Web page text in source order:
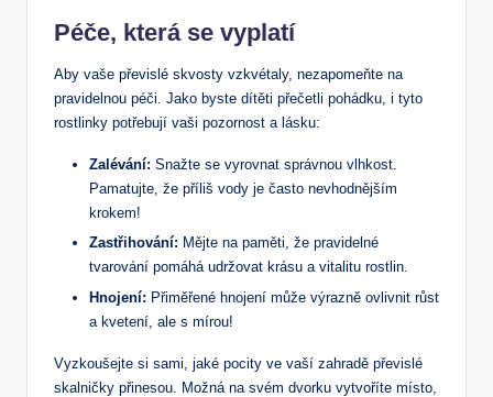
Péče, která se vyplatí
Aby vaše převislé skvosty vzkvétaly, nezapomeňte na
pravidelnou péči. Jako byste dítěti přečetli pohádku, i tyto
rostlinky potřebují vaši pozornost a lásku:
Zalévání: Snažte se vyrovnat správnou vlhkost.
Pamatujte, že příliš vody je často nevhodnějším
krokem!
Zastřihování: Mějte na paměti, že pravidelné
tvarování pomáhá udržovat krásu a vitalitu rostlin.
Hnojení: Přiměřené hnojení může výrazně ovlivnit růst
a kvetení, ale s mírou!
Vyzkoušejte si sami, jaké pocity ve vaší zahradě převislé
skalničky přinesou. Možná na svém dvorku vytvoříte místo,